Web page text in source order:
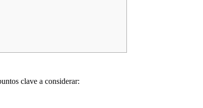
clave a considerar: